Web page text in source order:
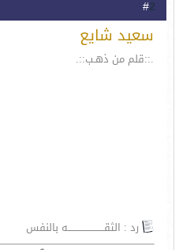
2
سعيد شايع
.::قلم من ذهـب::.
رد : الثقـــــــــــــــــــــــه بالنفس